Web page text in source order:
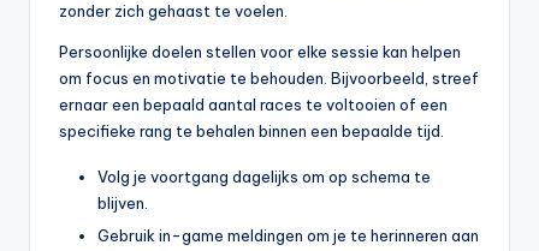
zonder zich gehaast te voelen.
Persoonlijke doelen stellen voor elke sessie kan helpen
om focus en motivatie te behouden. Bijvoorbeeld, streef
ernaar een bepaald aantal races te voltooien of een
specifieke rang te behalen binnen een bepaalde tijd.
Volg je voortgang dagelijks om op schema te
blijven.
Gebruik in-game meldingen om je te herinneren aan